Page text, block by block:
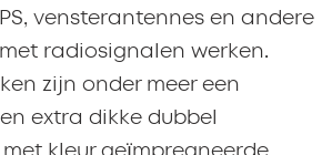
vensterantennes en andere
radiosignalen werken.
zijn onder meer een
extra dikke dubbel